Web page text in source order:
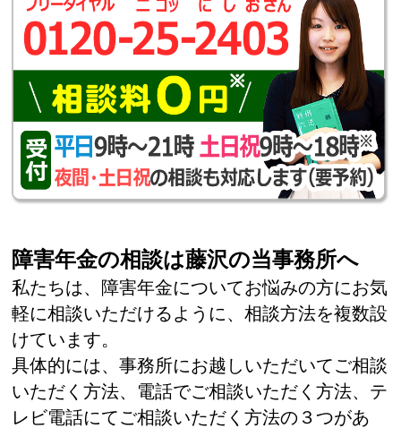
障害年金の相談は藤沢の当事務所へ
私たちは、障害年金についてお悩みの方にお気
軽に相談いただけるように、相談方法を複数設
けています。
具体的には、事務所にお越しいただいてご相談
いただく方法、電話でご相談いただく方法、テ
レビ電話にてご相談いただく方法の３つがあ